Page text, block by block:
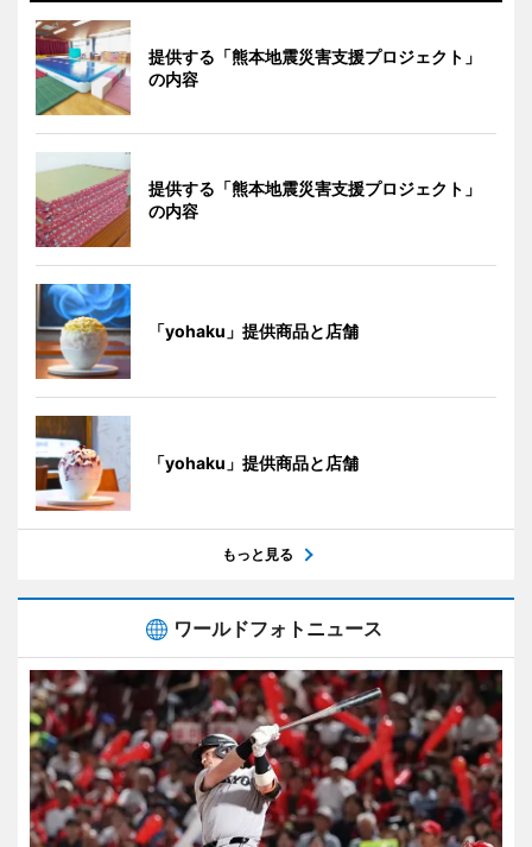
提供する「熊本地震災害支援プロジェクト」
の内容
提供する「熊本地震災害支援プロジェクト」
の内容
「yohaku」提供商品と店舗
「yohaku」提供商品と店舗
もっと見る
ワールドフォトニュース